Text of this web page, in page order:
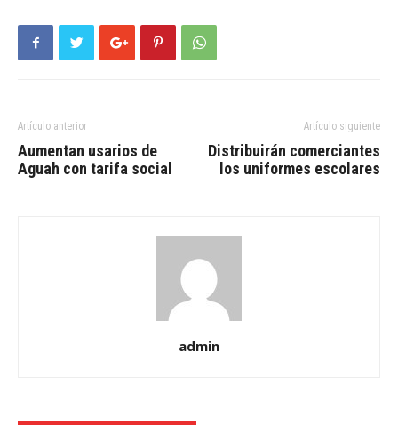
Artículo anterior
Aumentan usarios de
Aguah con tarifa social
Artículo siguiente
Distribuirán comerciantes
los uniformes escolares
admin